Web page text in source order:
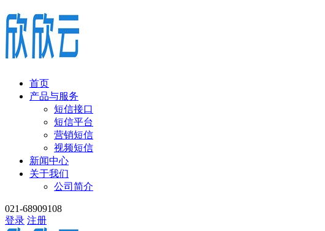
首页
产品与服务
短信接口
短信平台
营销短信
视频短信
新闻中心
关于我们
公司简介
021-68909108
登录 注册